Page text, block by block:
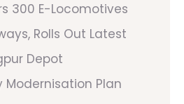
300 E-Locomotives
Rolls Out Latest
Depot
Modernisation Plan